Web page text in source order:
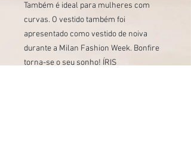
Também é ideal para mulheres com
curvas. O vestido também foi
apresentado como vestido de noiva
durante a Milan Fashion Week. Bonfire
torna-se o seu sonho! ÍRIS